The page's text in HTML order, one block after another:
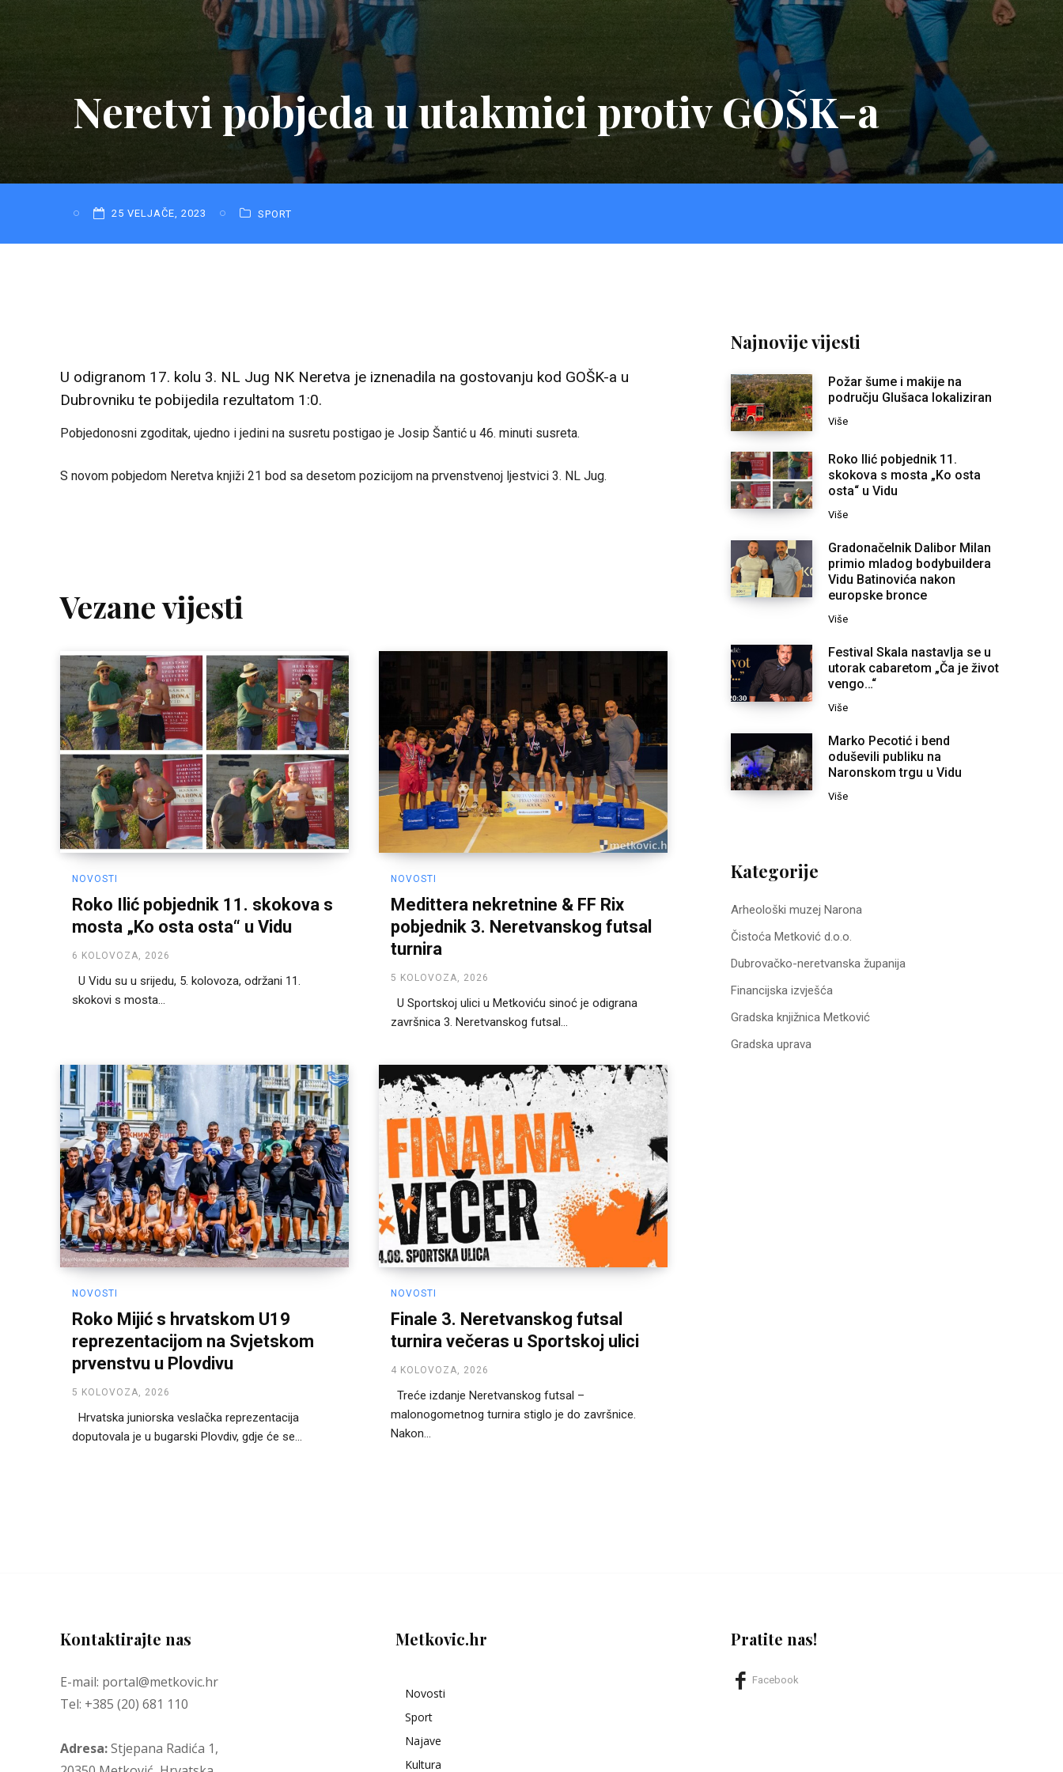
Neretvi pobjeda u utakmici protiv GOŠK-a
25 VELJAČE, 2023 SPORT
U odigranom 17. kolu 3. NL Jug NK Neretva je iznenadila na gostovanju kod GOŠK-a u
Dubrovniku te pobijedila rezultatom 1:0.
Pobjedonosni zgoditak, ujedno i jedini na susretu postigao je Josip Šantić u 46. minuti susreta.
S novom pobjedom Neretva knjiži 21 bod sa desetom pozicijom na prvenstvenoj ljestvici 3. NL Jug.
Vezane vijesti
NOVOSTI
Roko Ilić pobjednik 11. skokova s
mosta „Ko osta osta“ u Vidu
6 KOLOVOZA, 2026
U Vidu su u srijedu, 5. kolovoza, održani 11.
skokovi s mosta...
NOVOSTI
Medittera nekretnine & FF Rix
pobjednik 3. Neretvanskog futsal
turnira
5 KOLOVOZA, 2026
U Sportskoj ulici u Metkoviću sinoć je odigrana
završnica 3. Neretvanskog futsal...
NOVOSTI
Roko Mijić s hrvatskom U19
reprezentacijom na Svjetskom
prvenstvu u Plovdivu
5 KOLOVOZA, 2026
Hrvatska juniorska veslačka reprezentacija
doputovala je u bugarski Plovdiv, gdje će se...
NOVOSTI
Finale 3. Neretvanskog futsal
turnira večeras u Sportskoj ulici
4 KOLOVOZA, 2026
malonogometnog turnira stiglo je do završnice.
Nakon...
Najnovije vijesti
Požar šume i makije na
području Glušaca lokaliziran
Više
Roko Ilić pobjednik 11.
skokova s mosta „Ko osta
osta“ u Vidu
Više
Gradonačelnik Dalibor Milan
primio mladog bodybuildera
Vidu Batinovića nakon
europske bronce
Više
Festival Skala nastavlja se u
utorak cabaretom „Ča je život
vengo…“
Više
Marko Pecotić i bend
oduševili publiku na
Naronskom trgu u Vidu
Više
Kategorije
Arheološki muzej Narona
Čistoća Metković d.o.o.
Dubrovačko-neretvanska županija
Financijska izvješća
Gradska knjižnica Metković
Gradska uprava
Kontaktirajte nas
E-mail: portal@metkovic.hr
Tel: +385 (20) 681 110
Adresa:Stjepana Radića 1,
Metkovic.hr
Novosti
Sport
Najave
Kultura
Pratite nas!
Facebook